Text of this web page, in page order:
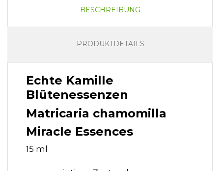
BESCHREIBUNG
PRODUKTDETAILS
Echte Kamille
Blütenessenzen
Matricaria chamomilla
Miracle Essences
15 ml